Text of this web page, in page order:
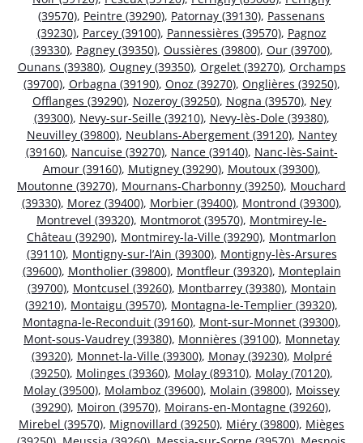
(39570), Peintre (39290), Patornay (39130), Passenans
(39230), Parcey (39100), Pannessières (39570), Pagnoz
(39330), Pagney (39350), Oussières (39800), Our (39700),
Ounans (39380), Ougney (39350), Orgelet (39270), Orchamps
(39700), Orbagna (39190), Onoz (39270), Onglières (39250),
Offlanges (39290), Nozeroy (39250), Nogna (39570), Ney
(39300), Nevy-sur-Seille (39210), Nevy-lès-Dole (39380),
Neuvilley (39800), Neublans-Abergement (39120), Nantey
(39160), Nancuise (39270), Nance (39140), Nanc-lès-Saint-
Amour (39160), Mutigney (39290), Moutoux (39300),
Moutonne (39270), Mournans-Charbonny (39250), Mouchard
(39330), Morez (39400), Morbier (39400), Montrond (39300),
Montrevel (39320), Montmorot (39570), Montmirey-le-
Château (39290), Montmirey-la-Ville (39290), Montmarlon
(39110), Montigny-sur-l’Ain (39300), Montigny-lès-Arsures
(39600), Montholier (39800), Montfleur (39320), Monteplain
(39700), Montcusel (39260), Montbarrey (39380), Montain
(39210), Montaigu (39570), Montagna-le-Templier (39320),
Montagna-le-Reconduit (39160), Mont-sur-Monnet (39300),
Mont-sous-Vaudrey (39380), Monnières (39100), Monnetay
(39320), Monnet-la-Ville (39300), Monay (39230), Molpré
(39250), Molinges (39360), Molay (89310), Molay (70120),
Molay (39500), Molamboz (39600), Molain (39800), Moissey
(39290), Moiron (39570), Moirans-en-Montagne (39260),
Mirebel (39570), Mignovillard (39250), Miéry (39800), Mièges